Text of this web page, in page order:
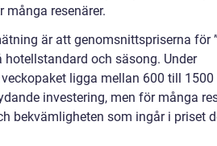
resenärer.
är att genomsnittspriserna för
hotellstandard och säsong. Under
ligga mellan 600 till 1500
investering, men för många
bekvämligheten som ingår i priset